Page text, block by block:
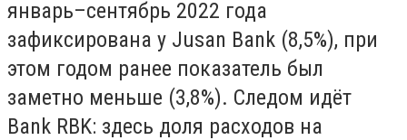
январь–сентябрь 2022 года
зафиксирована у Jusan Bank (8,5%), при
этом годом ранее показатель был
заметно меньше (3,8%). Следом идёт
Bank RBK: здесь доля расходов на